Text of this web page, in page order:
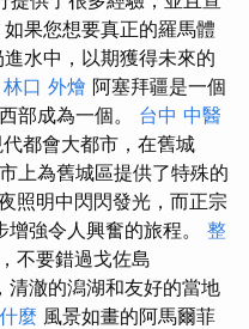
果您想要真正的羅馬體
水中，以期獲得未來的
林口 外燴 阿塞拜疆是一個
部成為一個。 台中 中醫
都會大都市，在舊城
上為舊城區提供了特殊的
照明中閃閃發光，而正宗
強令人興奮的旅程。 整
不要錯過戈佐島
清澈的潟湖和友好的當地
麼 風景如畫的阿馬爾菲